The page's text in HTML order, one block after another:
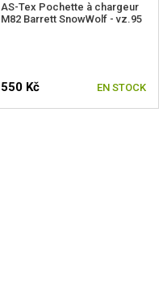
AS-Tex Pochette à chargeur
M82 Barrett SnowWolf - vz.95
550 Kč EN STOCK